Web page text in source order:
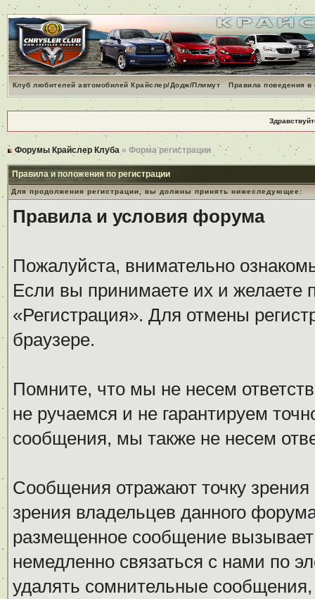
Клуб любителей автомобилей Крайслер/Додж/Плимут Правила поведения
Форумы Крайслер Клуба » Форма регистрации
Правила и положения по регистрации
Для продолжения регистрации, вы должны принять нижеследующее:
Правила и условия форума
Пожалуйста, внимательно
Если вы принимаете их и желаете
«Регистрация». Для отмены
браузере.
Помните, что мы не несем
не ручаемся и не гарантируем
сообщения, мы также не несем
Сообщения отражают точку
зрения владельцев данного
размещенное сообщение
немедленно связаться с нами по
удалять сомнительные